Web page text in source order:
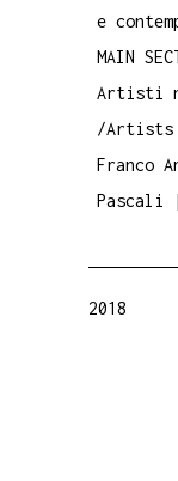
e
MAIN
Artisti
/Artists
Franco
Pascali
2018